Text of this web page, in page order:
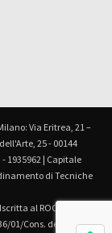
Via Eritrea, 21 –
25 - 00144
- 1935962 | Capitale
di Tecniche
al ROC Registro
01/Cons. del 30.6.01